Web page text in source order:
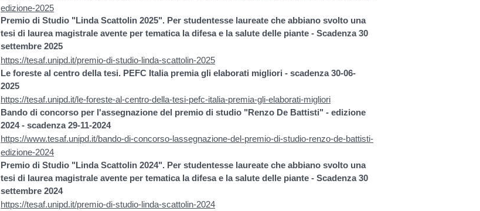
edizione-2025
Premio di Studio "Linda Scattolin 2025". Per studentesse laureate che abbiano svolto una
tesi di laurea magistrale avente per tematica la difesa e la salute delle piante - Scadenza 30
settembre 2025
https://tesaf.unipd.it/premio-di-studio-linda-scattolin-2025
Le foreste al centro della tesi. PEFC Italia premia gli elaborati migliori - scadenza 30-06-
2025
https://tesaf.unipd.it/le-foreste-al-centro-della-tesi-pefc-italia-premia-gli-elaborati-migliori
Bando di concorso per l'assegnazione del premio di studio "Renzo De Battisti" - edizione
2024 - scadenza 29-11-2024
https://www.tesaf.unipd.it/bando-di-concorso-lassegnazione-del-premio-di-studio-renzo-de-battisti-
edizione-2024
Premio di Studio "Linda Scattolin 2024". Per studentesse laureate che abbiano svolto una
tesi di laurea magistrale avente per tematica la difesa e la salute delle piante - Scadenza 30
settembre 2024
https://tesaf.unipd.it/premio-di-studio-linda-scattolin-2024